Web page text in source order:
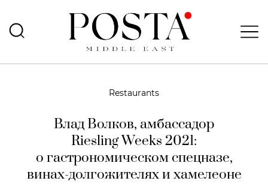
Restaurants
Влад Волков, амбассадор
Riesling Weeks 2021:
о гастрономическомспецназе,
винах-долгожителяхи хамелеоне